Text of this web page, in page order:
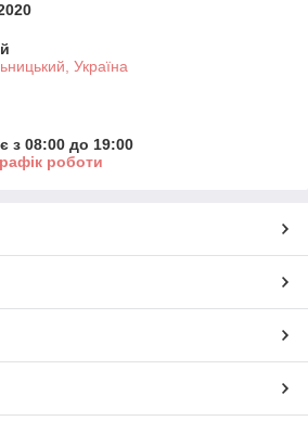
Україна
з 08:00 до 19:00
роботи